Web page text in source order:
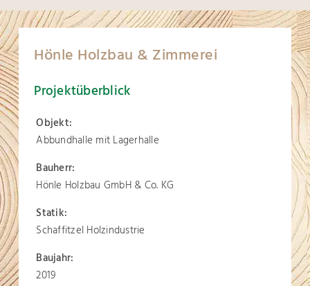
Hönle Holzbau & Zimmerei
Projektüberblick
Objekt:
Abbundhalle mit Lagerhalle
Bauherr:
Hönle Holzbau GmbH & Co. KG
Statik:
Schaffitzel Holzindustrie
Baujahr:
2019